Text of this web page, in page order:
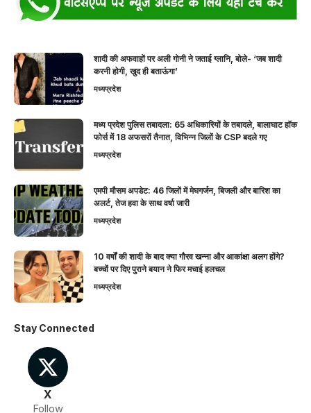
शादी की अफवाहों पर अली गोनी ने जताई ग्लानि, बोले- ‘जब शादी
करनी होगी, खुद ही बताऊंगा’
मध्यप्रदेश
मध्य प्रदेश पुलिस तबादला: 65 अधिकारियों के तबादले, बालाघाट हॉक
फोर्स में 18 अफसरों तैनात, विभिन्न जिलों के CSP बदले गए
मध्यप्रदेश
एमपी मौसम अपडेट: 46 जिलों में मेघगर्जन, बिजली और बारिश का
अलर्ट, तेज हवा के साथ वर्षा जारी
मध्यप्रदेश
10 वर्षों की शादी के बाद क्या गौरव खन्ना और आकांक्षा अलग होंगे?
बच्चों पर दिए पुराने बयान ने फिर मचाई हलचल
मध्यप्रदेश
Stay Connected
X
Follow